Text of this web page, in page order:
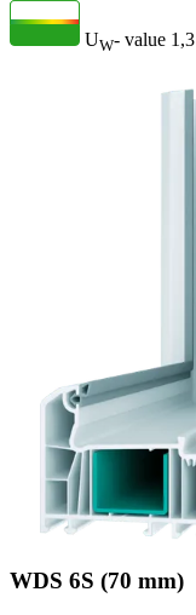
UW- value 1,3
WDS 6S (70 mm)